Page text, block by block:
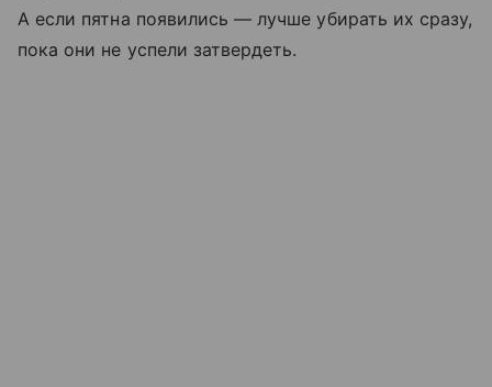
А если пятна появились — лучше убирать их сразу,
пока они не успели затвердеть.